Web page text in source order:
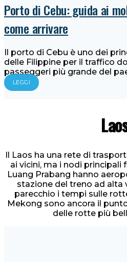
Porto di Cebu: guida ai
come arrivare
Il porto di Cebu è uno dei
delle Filippine per il traffico
passeggeri più grande del
LEGGI
Il Laos ha una rete di
ai vicini, ma i nodi principali
Luang Prabang hanno
stazione del treno ad alta
parecchio i tempi sulle
Mekong sono ancora il
delle rotte più